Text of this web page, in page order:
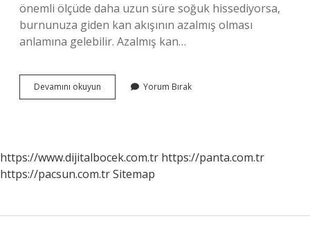
önemli ölçüde daha uzun süre soğuk hissediyorsa,
burnunuza giden kan akışının azalmış olması
anlamına gelebilir. Azalmış kan…
Devamını okuyun
Üşümesi
Yorum Bırak
https://www.dijitalbocek.com.tr https://panta.com.tr
https://pacsun.com.trSitemap